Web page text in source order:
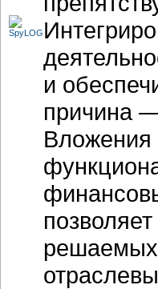
и
причина
Вложения
решаемых